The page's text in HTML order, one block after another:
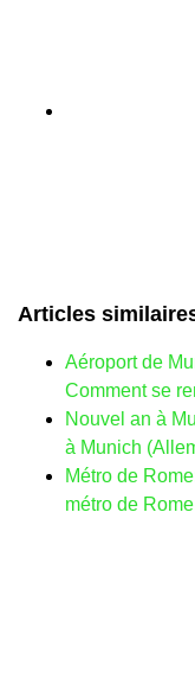
Articles
Aéroport de
Comment se
Nouvel an à
à Munich
Métro de
métro de Rome